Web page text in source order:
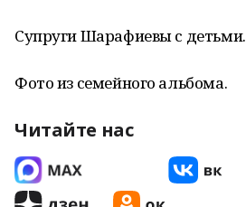
Супруги Шарафиевы с детьми.
Фото из семейного альбома.
Читайте нас